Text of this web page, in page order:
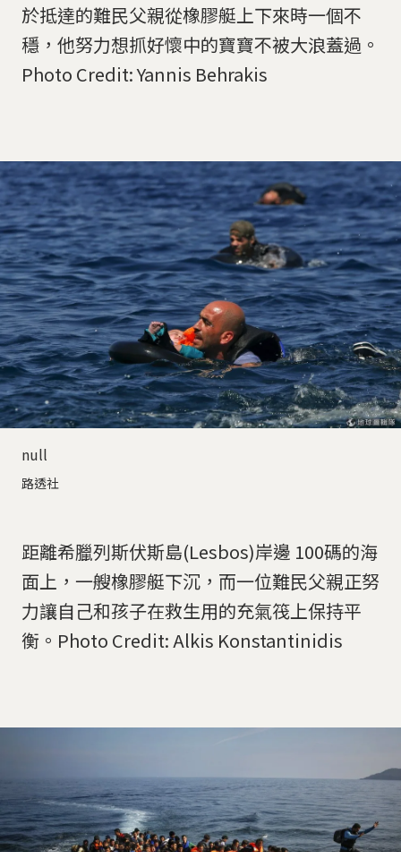
於抵達的難民父親從橡膠艇上下來時一個不
穩，他努力想抓好懷中的寶寶不被大浪蓋過。
Photo Credit: Yannis Behrakis
null
路透社
距離希臘列斯伏斯島(Lesbos)岸邊 100碼的海
面上，一艘橡膠艇下沉，而一位難民父親正努
力讓自己和孩子在救生用的充氣筏上保持平
衡。Photo Credit: Alkis Konstantinidis